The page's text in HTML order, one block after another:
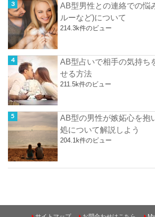
AB型男性との連絡での悩
ルーなど)について
214.3k件のビュー
AB型占いで相手の気持ち
せる方法
211.5k件のビュー
AB型の男性が嫉妬心を抱
処について解説しよう
204.1k件のビュー